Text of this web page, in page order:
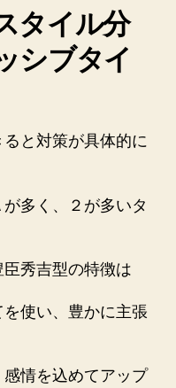
タイル分
シブタイ
と対策が具体的に
多く、２が多いタ
秀吉型の特徴は
を使い、豊かに主張
感情を込めてアップ